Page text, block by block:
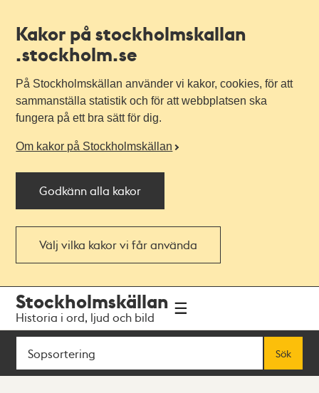
Kakor på stockholmskallan
.stockholm.se
På Stockholmskällan använder vi kakor, cookies, för att
sammanställa statistik och för att webbplatsen ska
fungera på ett bra sätt för dig.
Om kakor på Stockholmskällan
Godkänn alla kakor
Välj vilka kakor vi får använda
navigationen
huvudinnehållet
Stockholmskällan
Historia i ord, ljud och bild
Sök
Sök